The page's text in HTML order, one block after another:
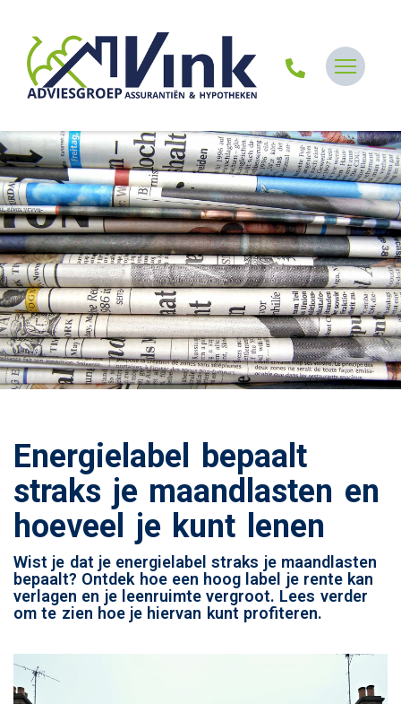
Energielabel bepaalt
straks je maandlasten en
hoeveel je kunt lenen
Wist je dat je energielabel straks je maandlasten
bepaalt? Ontdek hoe een hoog label je rente kan
verlagen en je leenruimte vergroot. Lees verder
om te zien hoe je hiervan kunt profiteren.